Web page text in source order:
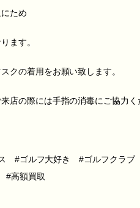
ため
ます。
クの着用をお願い致します。
店の際には手指の消毒にご協力く
#ゴルフ大好き #ゴルフクラブ
#高額買取